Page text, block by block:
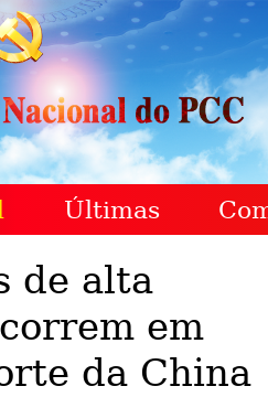
Últimas
de alta
em
da China